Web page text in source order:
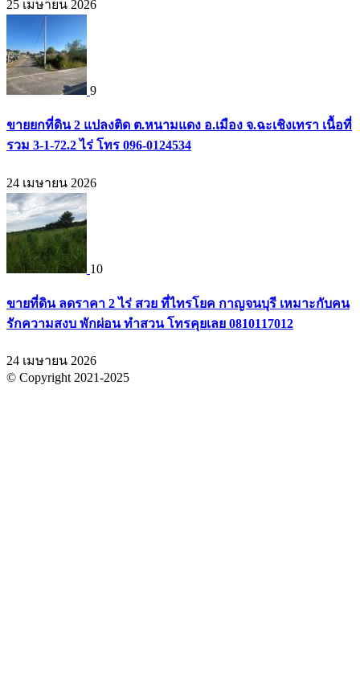
25 เมษายน 2026
9
ขายยกที่ดิน 2 แปลงติด ต.หนามแดง อ.เมือง จ.ฉะเชิงเทรา เนื้อที่
รวม 3-1-72.2 ไร่ โทร 096-0124534
24 เมษายน 2026
10
ขายที่ดิน ลดราคา 2 ไร่ สวย ที่ไทรโยค กาญจนบุรี เหมาะกับคน
รักความสงบ พักผ่อน ทำสวน โทรคุยเลย 0810117012
24 เมษายน 2026
© Copyright 2021-2025